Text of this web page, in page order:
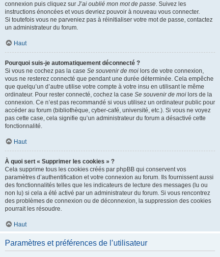
connexion puis cliquez sur J’ai oublié mon mot de passe. Suivez les
instructions énoncées et vous devriez pouvoir à nouveau vous connecter.
Si toutefois vous ne parveniez pas à réinitialiser votre mot de passe, contactez
un administrateur du forum.
Haut
Pourquoi suis-je automatiquement déconnecté ?
Si vous ne cochez pas la case Se souvenir de moi lors de votre connexion,
vous ne resterez connecté que pendant une durée déterminée. Cela empêche
que quelqu’un d’autre utilise votre compte à votre insu en utilisant le même
ordinateur. Pour rester connecté, cochez la case Se souvenir de moi lors de la
connexion. Ce n’est pas recommandé si vous utilisez un ordinateur public pour
accéder au forum (bibliothèque, cyber-café, université, etc.). Si vous ne voyez
pas cette case, cela signifie qu’un administrateur du forum a désactivé cette
fonctionnalité.
Haut
À quoi sert « Supprimer les cookies » ?
Cela supprime tous les cookies créés par phpBB qui conservent vos
paramètres d’authentification et votre connexion au forum. Ils fournissent aussi
des fonctionnalités telles que les indicateurs de lecture des messages (lu ou
non lu) si cela a été activé par un administrateur du forum. Si vous rencontrez
des problèmes de connexion ou de déconnexion, la suppression des cookies
pourrait les résoudre.
Haut
Paramètres et préférences de l’utilisateur